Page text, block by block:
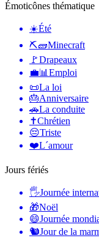
Émoticônes thématique
☀️Été
⛏🧱Minecraft
🚩Drapeaux
💼📊 Emploi
📜La loi
🎂Anniversaire
🚗La conduite
✝️Chrétien
😔Triste
❤️L´amour
Jours fériés
🖐Journée
🎁Noël
😄Journée
🐿Jour de la